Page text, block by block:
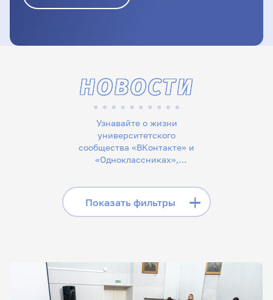
Узнавайте о жизни
университетского
сообщества «ВКонтакте» и
«Одноклассниках»,
смотрите сюжеты на
«Rutube»
НОВОСТИ
Показать фильтры
Скрыть фильтры
Поиск по рубрикам